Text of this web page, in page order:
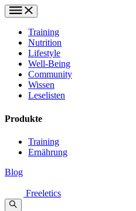
Training
Nutrition
Lifestyle
Well-Being
Community
Wissen
Leselisten
Produkte
Training
Ernährung
Blog
Freeletics